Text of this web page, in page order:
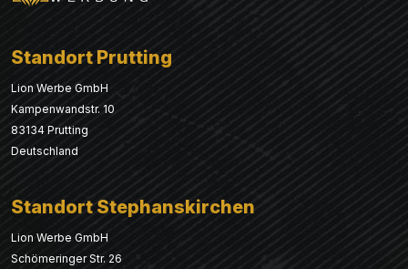
Standort Prutting
Lion Werbe GmbH
Kampenwandstr. 10
83134 Prutting
Deutschland
Standort Stephanskirchen
Lion Werbe GmbH
Schömeringer Str. 26